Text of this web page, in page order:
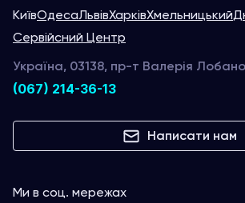
КиївОдесаЛьвівХарківХмельницький
Сервійсний Центр
Україна, 03138, пр-т Валерія
(067) 214-36-13
Написати нам
Ми в соц. мережах